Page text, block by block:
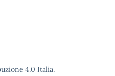
4.0 Italia.